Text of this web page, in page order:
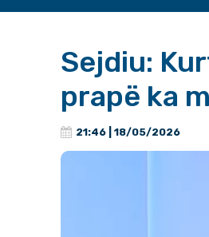
Sejdiu:
prapë ka
21:46 | 18/05/2026